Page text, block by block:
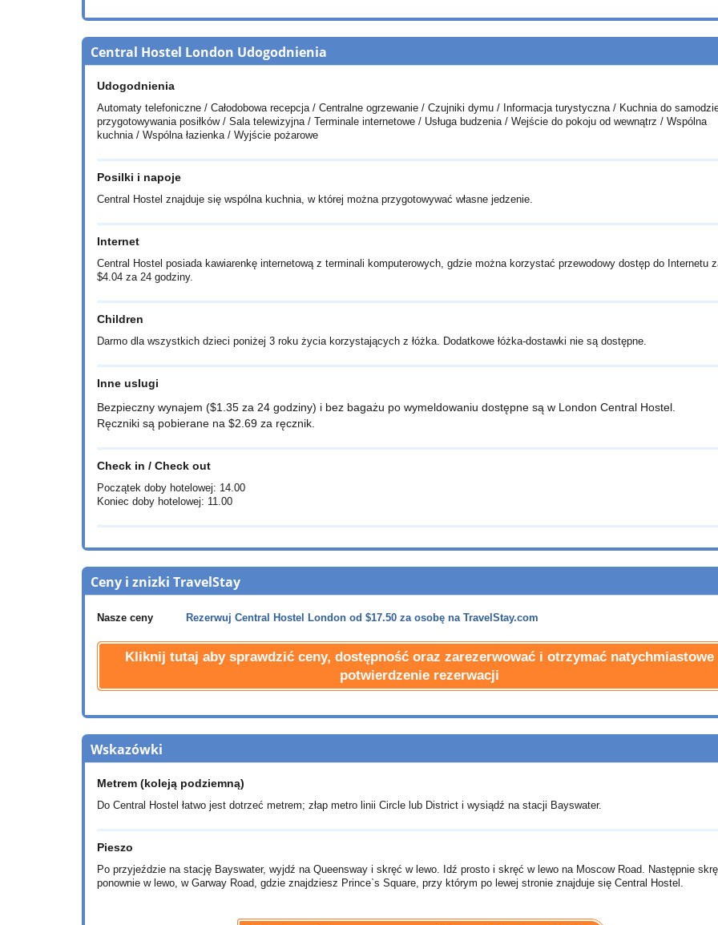
Central Hostel London Udogodnienia
Udogodnienia
Automaty telefoniczne / Całodobowa recepcja / Centralne ogrzewanie / Czujniki dymu / Informacja turystyczna / Kuchnia do
przygotowywania posiłków / Sala telewizyjna / Terminale internetowe / Usługa budzenia / Wejście do pokoju od wewnątrz / Wspólna
kuchnia / Wspólna łazienka / Wyjście pożarowe
Posilki i napoje
Central Hostel znajduje się wspólna kuchnia, w której można przygotowywać własne jedzenie.
Internet
Central Hostel posiada kawiarenkę internetową z terminali komputerowych, gdzie można korzystać przewodowy dostęp do Internetu
$4.04 za 24 godziny.
Children
Darmo dla wszystkich dzieci poniżej 3 roku życia korzystających z łóżka. Dodatkowe łóżka-dostawki nie są dostępne.
Inne uslugi
Bezpieczny wynajem ($1.35 za 24 godziny) i bez bagażu po wymeldowaniu dostępne są w London Central Hostel.
Ręczniki są pobierane na $2.69 za ręcznik.
Check in / Check out
Początek doby hotelowej: 14.00
Koniec doby hotelowej: 11.00
Ceny i znizki TravelStay
Nasze ceny Rezerwuj Central Hostel London od $17.50 za osobę na TravelStay.com
Kliknij tutaj aby sprawdzić ceny, dostępność oraz zarezerwować i otrzymać natychmiastowe
potwierdzenie rezerwacji
Wskazówki
Metrem (koleją podziemną)
Do Central Hostel łatwo jest dotrzeć metrem; złap metro linii Circle lub District i wysiądź na stacji Bayswater.
Pieszo
Po przyjeździe na stację Bayswater, wyjdź na Queensway i skręć w lewo. Idź prosto i skręć w lewo na Moscow Road. Następnie
ponownie w lewo, w Garway Road, gdzie znajdziesz Prince`s Square, przy którym po lewej stronie znajduje się Central Hostel.